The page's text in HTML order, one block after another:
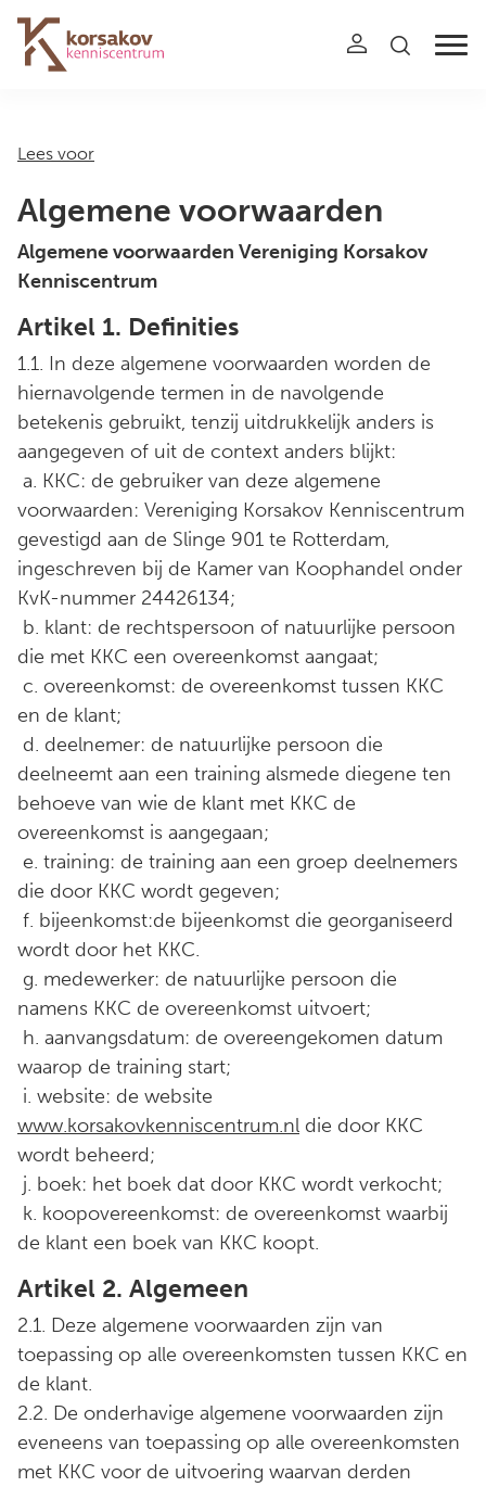
Navigation
Lees voor
Algemene voorwaarden
Algemene voorwaarden Vereniging Korsakov
Kenniscentrum
Artikel 1. Definities
1.1. In deze algemene voorwaarden worden de
hiernavolgende termen in de navolgende
betekenis gebruikt, tenzij uitdrukkelijk anders is
aangegeven of uit de context anders blijkt:
a. KKC: de gebruiker van deze algemene
voorwaarden: Vereniging Korsakov Kenniscentrum
gevestigd aan de Slinge 901 te Rotterdam,
ingeschreven bij de Kamer van Koophandel onder
KvK-nummer 24426134;
b. klant: de rechtspersoon of natuurlijke persoon
die met KKC een overeenkomst aangaat;
c. overeenkomst: de overeenkomst tussen KKC
en de klant;
d. deelnemer: de natuurlijke persoon die
deelneemt aan een training alsmede diegene ten
behoeve van wie de klant met KKC de
overeenkomst is aangegaan;
e. training: de training aan een groep deelnemers
die door KKC wordt gegeven;
f. bijeenkomst:de bijeenkomst die georganiseerd
wordt door het KKC.
g. medewerker: de natuurlijke persoon die
namens KKC de overeenkomst uitvoert;
h. aanvangsdatum: de overeengekomen datum
waarop de training start;
i. website: de website
www.korsakovkenniscentrum.nl die door KKC
wordt beheerd;
j. boek: het boek dat door KKC wordt verkocht;
k. koopovereenkomst: de overeenkomst waarbij
de klant een boek van KKC koopt.
Artikel 2. Algemeen
2.1. Deze algemene voorwaarden zijn van
toepassing op alle overeenkomsten tussen KKC en
de klant.
2.2. De onderhavige algemene voorwaarden zijn
eveneens van toepassing op alle overeenkomsten
met KKC voor de uitvoering waarvan derden